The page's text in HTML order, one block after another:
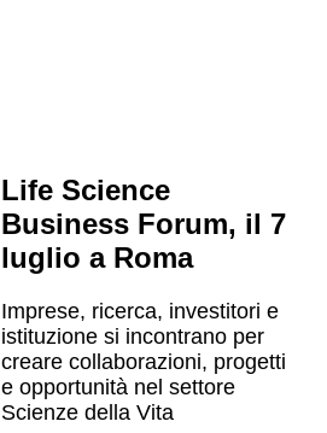
Life Science
Business Forum, il 7
luglio a Roma
Imprese, ricerca, investitori e
istituzione si incontrano per
creare collaborazioni, progetti
e opportunità nel settore
Scienze della Vita